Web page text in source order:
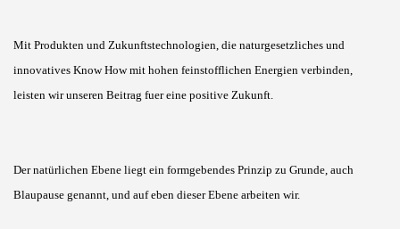
Mit Produkten und Zukunftstechnologien, die naturgesetzliches und
innovatives Know How mit hohen feinstofflichen Energien verbinden,
leisten wir unseren Beitrag fuer eine positive Zukunft.
Der natürlichen Ebene liegt ein formgebendes Prinzip zu Grunde, auch
Blaupause genannt, und auf eben dieser Ebene arbeiten wir.